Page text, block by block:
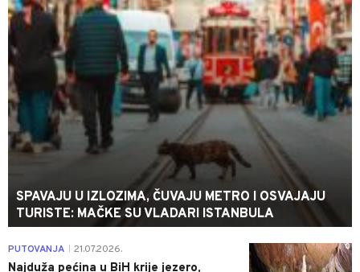
SPAVAJU U IZLOZIMA, ČUVAJU METRO I OSVAJAJU
TURISTE: MAČKE SU VLADARI ISTANBULA
0
PUTOVANJA 21.07.2026.
Najduža pećina u BiH krije jezero,